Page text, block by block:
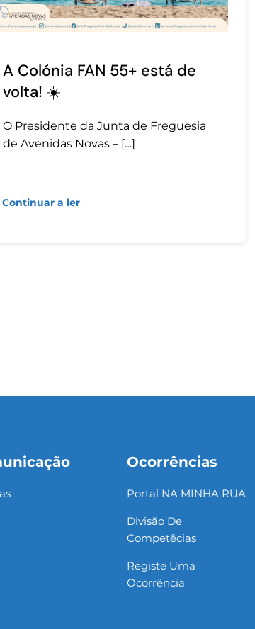
A Colónia FAN 55+ está de
volta! ☀️
O Presidente da Junta de Freguesia
de Avenidas Novas – […]
Continuar a ler
Ocorrências
Portal NA MINHA RUA
Divisão De
Competêcias
Registe Uma
Ocorrência